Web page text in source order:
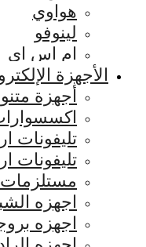
هواوي
لينوفو
ام اس اي
الأجهزة
أجهزة
تليفونات
تليفونات
مستلزمات
اجهزه
اجهزه